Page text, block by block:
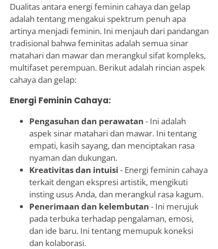
Dualitas antara energi feminin cahaya dan gelap
adalah tentang mengakui spektrum penuh apa
artinya menjadi feminin. Ini menjauh dari pandangan
tradisional bahwa feminitas adalah semua sinar
matahari dan mawar dan merangkul sifat kompleks,
multifaset perempuan. Berikut adalah rincian aspek
cahaya dan gelap:
Energi Feminin Cahaya:
Pengasuhan dan perawatan - Ini adalah
aspek sinar matahari dan mawar. Ini tentang
empati, kasih sayang, dan menciptakan rasa
nyaman dan dukungan.
Kreativitas dan intuisi - Energi feminin cahaya
terkait dengan ekspresi artistik, mengikuti
insting usus Anda, dan merangkul rasa kagum.
Penerimaan dan kelembutan - Ini merujuk
pada terbuka terhadap pengalaman, emosi,
dan ide baru. Ini tentang memupuk koneksi
dan kolaborasi.